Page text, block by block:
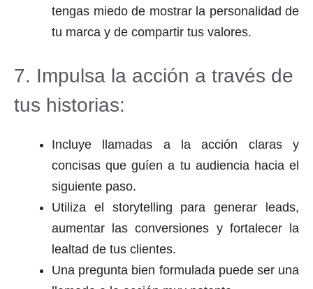
tengas miedo de mostrar la personalidad de
tu marca y de compartir tus valores.
7. Impulsa la acción a través de
tus historias:
Incluye llamadas a la acción claras y
concisas que guíen a tu audiencia hacia el
siguiente paso.
Utiliza el storytelling para generar leads,
aumentar las conversiones y fortalecer la
lealtad de tus clientes.
Una pregunta bien formulada puede ser una